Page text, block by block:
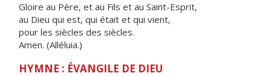
Gloire au Père, et au Fils et au Saint-Esprit,
au Dieu qui est, qui était et qui vient,
pour les siècles des siècles.
Amen. (Alléluia.)
HYMNE : ÉVANGILE DE DIEU